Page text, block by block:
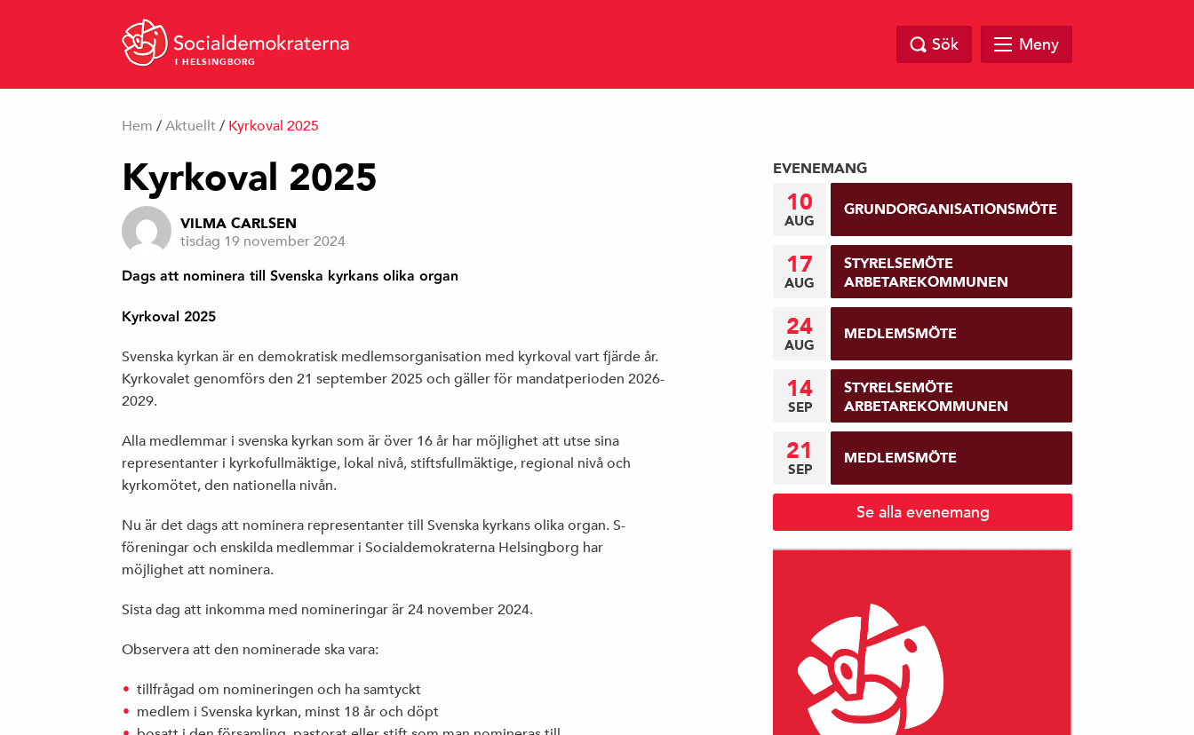
I HELSINGBORG
Sök Meny
Hem / Aktuellt / Kyrkoval 2025
Kyrkoval 2025
VILMA CARLSEN
tisdag 19 november 2024
Dags att nominera till Svenska kyrkans olika organ
Kyrkoval 2025
Svenska kyrkan är en demokratisk medlemsorganisation med kyrkoval vart fjärde år.
Kyrkovalet genomförs den 21 september 2025 och gäller för mandatperioden 2026-
2029.
Alla medlemmar i svenska kyrkan som är över 16 år har möjlighet att utse sina
representanter i kyrkofullmäktige, lokal nivå, stiftsfullmäktige, regional nivå och
kyrkomötet, den nationella nivån.
Nu är det dags att nominera representanter till Svenska kyrkans olika organ. S-
föreningar och enskilda medlemmar i Socialdemokraterna Helsingborg har
möjlighet att nominera.
Sista dag att inkomma med nomineringar är 24 november 2024.
Observera att den nominerade ska vara:
tillfrågad om nomineringen och ha samtyckt
medlem i Svenska kyrkan, minst 18 år och döpt
EVENEMANG
10
AUG
GRUNDORGANISATIONSMÖTE
17
AUG
STYRELSEMÖTE
ARBETAREKOMMUNEN
24
AUG
MEDLEMSMÖTE
14
SEP
STYRELSEMÖTE
ARBETAREKOMMUNEN
21
SEP
MEDLEMSMÖTE
Se alla evenemang